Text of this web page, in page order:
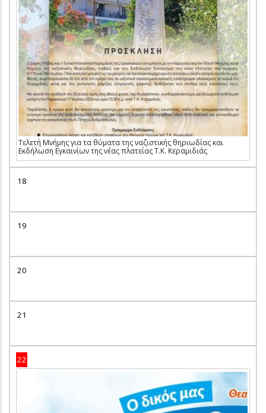
Τελετή Μνήμης για τα θύματα της ναζιστικής θηριωδίας και
Εκδήλωση Εγκαινίων της νέας πλατείας Τ.Κ. Κεραμιδιάς
18
19
20
21
22